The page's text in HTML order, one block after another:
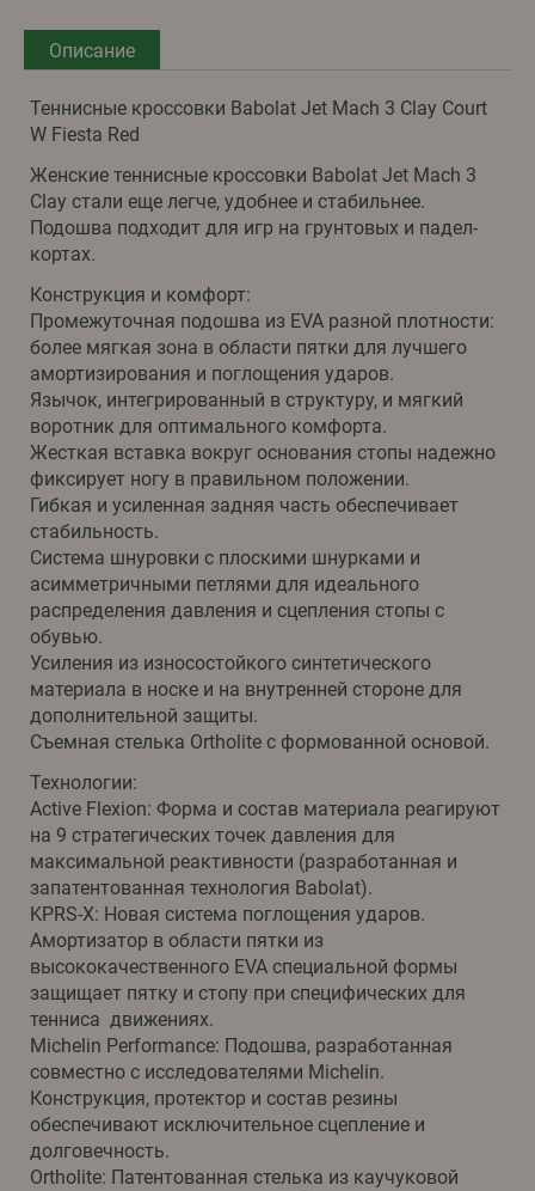
Описание
Теннисные кроссовки Babolat Jet Mach 3 Clay Court
W Fiesta Red
Женские теннисные кроссовки Babolat Jet Mach 3
Clay стали еще легче, удобнее и стабильнее.
Подошва подходит для игр на грунтовых и падел-
кортах.
Конструкция и комфорт:
Промежуточная подошва из EVA разной плотности:
более мягкая зона в области пятки для лучшего
амортизирования и поглощения ударов.
Язычок, интегрированный в структуру, и мягкий
воротник для оптимального комфорта.
Жесткая вставка вокруг основания стопы надежно
фиксирует ногу в правильном положении.
Гибкая и усиленная задняя часть обеспечивает
стабильность.
Система шнуровки с плоскими шнурками и
асимметричными петлями для идеального
распределения давления и сцепления стопы с
обувью.
Усиления из износостойкого синтетического
материала в носке и на внутренней стороне для
дополнительной защиты.
Съемная стелька Ortholite с формованной основой.
Технологии:
Active Flexion: Форма и состав материала реагируют
на 9 стратегических точек давления для
максимальной реактивности (разработанная и
запатентованная технология Babolat).
KPRS-X: Новая система поглощения ударов.
Амортизатор в области пятки из
высококачественного EVA специальной формы
защищает пятку и стопу при специфических для
тенниса движениях.
Michelin Performance: Подошва, разработанная
совместно с исследователями Michelin.
Конструкция, протектор и состав резины
обеспечивают исключительное сцепление и
долговечность.
Ortholite: Патентованная стелька из каучуковой